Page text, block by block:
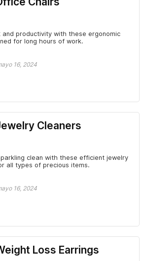
and productivity with these ergonomic
for long hours of work.
16, 2024
Cleaners
clean with these efficient jewelry
all types of precious items.
16, 2024
Loss Earrings